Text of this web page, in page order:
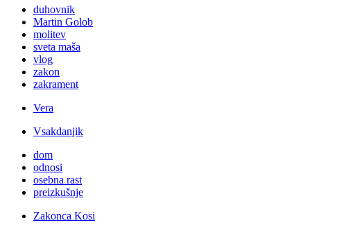
duhovnik
Martin Golob
molitev
sveta maša
vlog
zakon
zakrament
Vera
Vsakdanjik
dom
odnosi
osebna rast
preizkušnje
Zakonca Kosi